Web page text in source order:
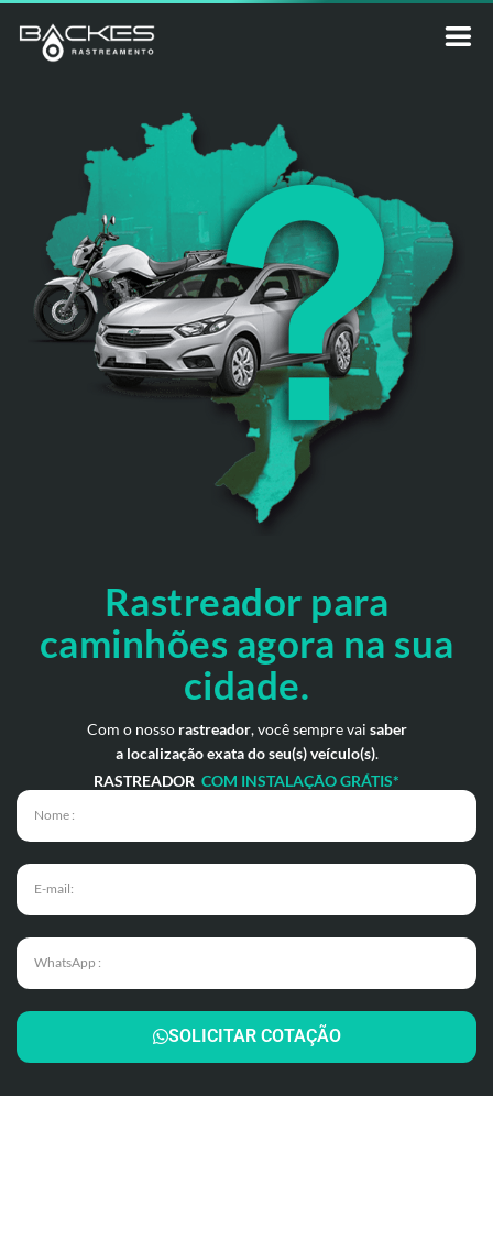
Rastreador para
caminhões agora na sua
cidade.
Com o nosso rastreador, você sempre vai saber
a localização exata do seu(s) veículo(s).
RASTREADOR COM INSTALAÇÃO GRÁTIS*
SOLICITAR COTAÇÃO